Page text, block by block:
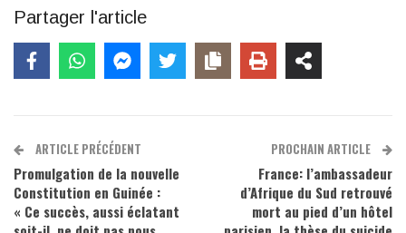
Partager l'article
ARTICLE PRÉCÉDENT
Promulgation de la nouvelle
Constitution en Guinée :
« Ce succès, aussi éclatant
PROCHAIN ARTICLE
France: l’ambassadeur
d’Afrique du Sud retrouvé
mort au pied d’un hôtel